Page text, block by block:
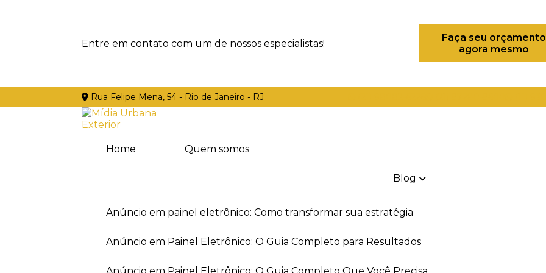
Entre em contato com um de nossos especialistas!
Faça seu orçamento
agora mesmo
Rua Felipe Mena, 54 - Rio de Janeiro - RJ
Home Quem somos
Blog
Anúncio em painel eletrônico: Como transformar sua estratégia
Anúncio em Painel Eletrônico: O Guia Completo para Resultados